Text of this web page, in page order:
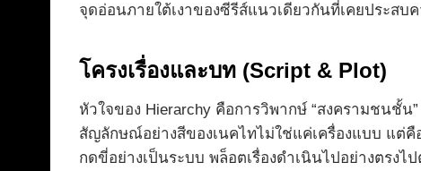
จุดอ่อนภายใต้เงาของซีรีส์แนวเดียวกันที่เคยประสบ
โครงเรื่องและบท (Script & Plot)
หัวใจของ Hierarchy คือการวิพากษ์ “สงครามชนชั้
สัญลักษณ์อย่างสีของเนคไทไม่ใช่แค่เครื่องแบบ แต่
กดขี่อย่างเป็นระบบ พล็อตเรื่องดำเนินไปอย่างตรง